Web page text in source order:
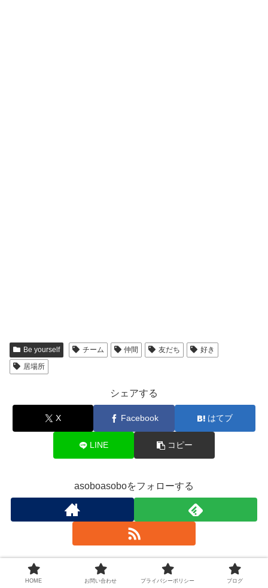
Be yourself チーム 仲間 友だち
好き
居場所
シェアする
X Facebook はてブ
LINE コピー
asoboasoboをフォローする
asoboasobo
HOME お問い合わせ プライバシーポリシー ブログ